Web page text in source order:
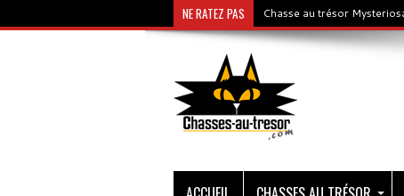
NE RATEZ PAS Chasse au trésor